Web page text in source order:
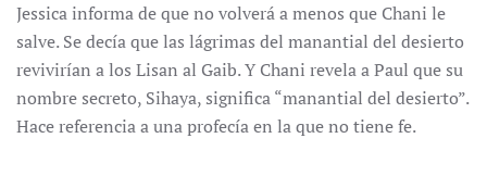
Jessica informa de que no volverá a menos que Chani le
salve. Se decía que las lágrimas del manantial del desierto
revivirían a los Lisan al Gaib. Y Chani revela a Paul que su
nombre secreto, Sihaya, significa “manantial del desierto”.
Hace referencia a una profecía en la que no tiene fe.